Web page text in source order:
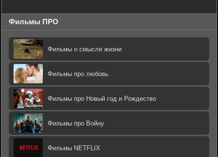
Фильмы ПРО
Фильмы о смысле жизни
Фильмы про любовь
Фильмы про Новый год и Рождество
Фильмы про Войну
Фильмы NETFLIX